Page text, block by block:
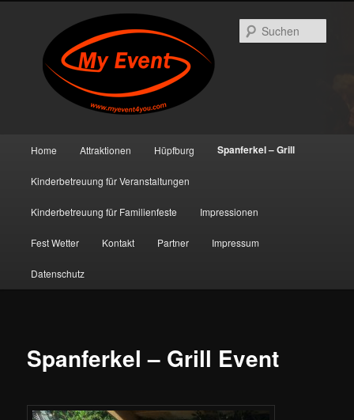
Zum primären Inhalt springen
Zum sekundären Inhalt springen
Home Attraktionen Hüpfburg Spanferkel – Grill
Kinderbetreuung für Veranstaltungen
Kinderbetreuung für Familienfeste Impressionen
Fest Wetter Kontakt Partner Impressum
Datenschutz
Spanferkel – Grill Event